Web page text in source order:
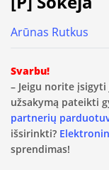
Arūnas Rutkus
Svarbu!
– Jeigu norite
užsakymą pateikti
partnerių
išsirinkti?
sprendimas!